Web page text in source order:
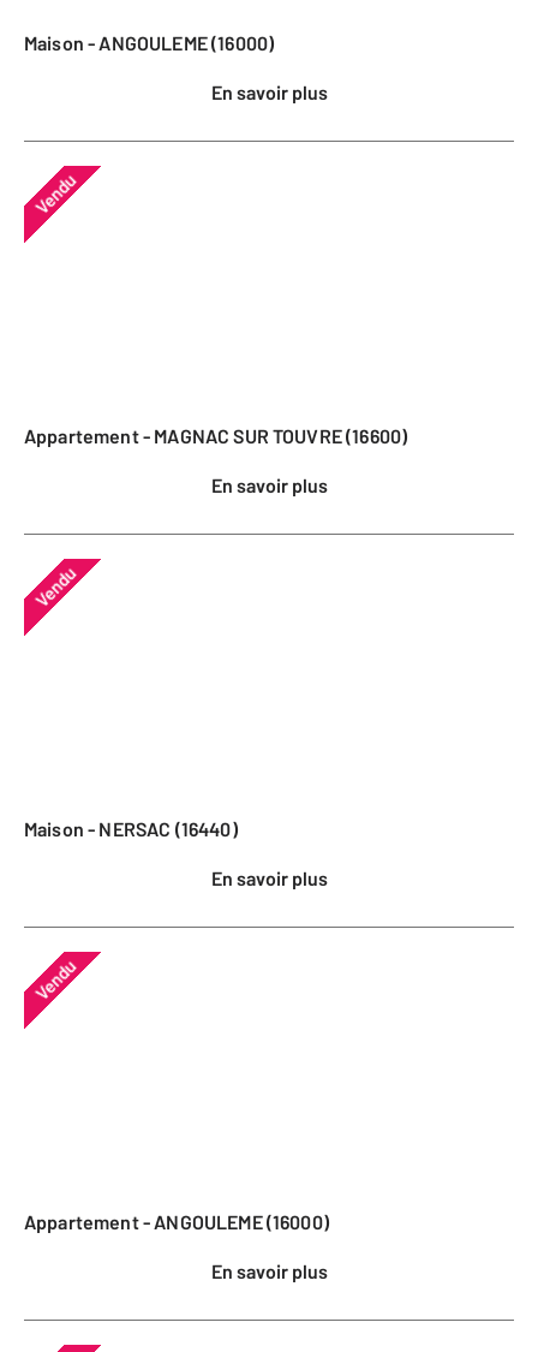
Maison - ANGOULEME (16000)
En savoir plus
Vendu
Appartement - MAGNAC SUR TOUVRE (16600)
En savoir plus
Vendu
Maison - NERSAC (16440)
En savoir plus
Vendu
Appartement - ANGOULEME (16000)
En savoir plus